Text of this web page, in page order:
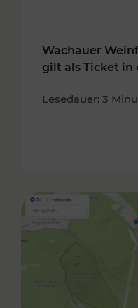
Wachauer
gilt als Ticket in
Lesedauer: 3